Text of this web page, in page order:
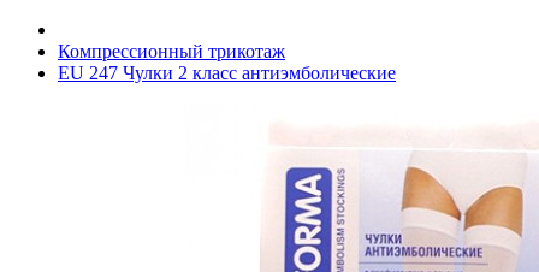
Компрессионный трикотаж
EU 247 Чулки 2 класс антиэмболические